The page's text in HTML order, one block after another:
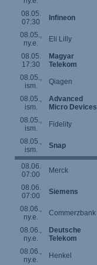
08.05.
07:30
Infineon
08.05.,
ny.e.
Eli Lilly
08.05.
17:30
Magyar
Telekom
08.05.,
ism.
Qiagen
08.05.,
ism.
Advanced
Micro Devices
08.05.,
ism.
Fidelity
08.05.,
ism.
Snap
08.06.
07:00
Merck
08.06.
07:00
Siemens
08.06.,
ny.e.
Commerzbank
08.06.,
ny.e.
Deutsche
Telekom
08.06.,
ny.e.
Henkel